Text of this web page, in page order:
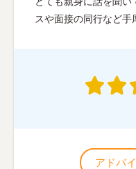
スや面接の同行など手
アドバ